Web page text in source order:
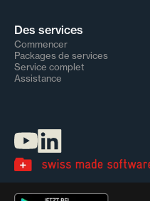
Des services
Commencer
Packages de services
Service complet
Assistance